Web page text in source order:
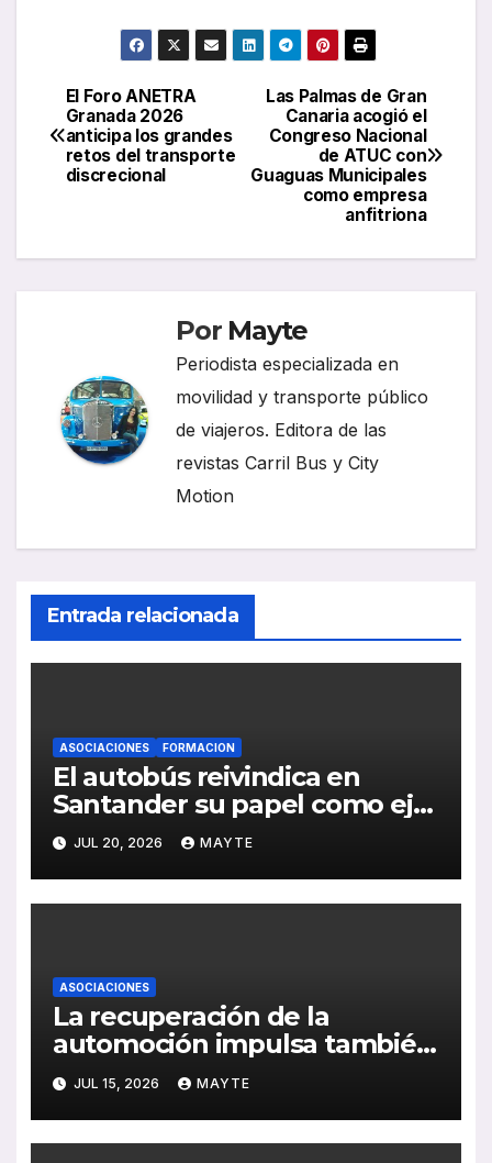
Navegación
de
Las Palmas de Gran
Canaria acogió el
Congreso Nacional
de ATUC con
Guaguas Municipales
como empresa
anfitriona
El Foro ANETRA
Granada 2026
anticipa los grandes
retos del transporte
discrecional
Por Mayte
Periodista especializada en
movilidad y transporte público
de viajeros. Editora de las
revistas Carril Bus y City
Motion
Entrada relacionada
ASOCIACIONES FORMACION
El autobús reivindica en
Santander su papel como eje
de la movilidad sostenible y la
cohesión territorial
JUL 20, 2026 MAYTE
ASOCIACIONES
La recuperación de la
automoción impulsa también
al sector del autocar: récord
de inversión y avance de la
electrificación en 2025
JUL 15, 2026 MAYTE